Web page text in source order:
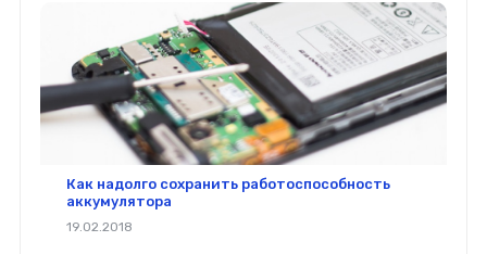
Как надолго сохранить работоспособность
аккумулятора
19.02.2018